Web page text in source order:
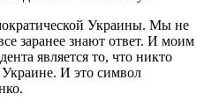
Украины. Мы не
заранее знают ответ. И моим
является то, что никто
Украине. И это символ